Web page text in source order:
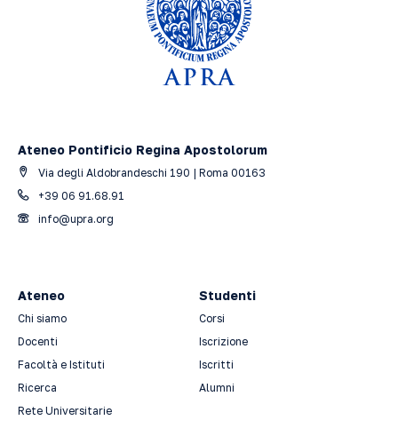
Ateneo Pontificio Regina Apostolorum
Via degli Aldobrandeschi 190 | Roma 00163
+39 06 91.68.91
info@upra.org
Ateneo
Chi siamo
Docenti
Facoltà e Istituti
Ricerca
Rete Universitarie
Studenti
Corsi
Iscrizione
Iscritti
Alumni